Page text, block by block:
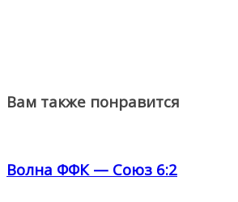
Вам также понравится
Волна ФФК — Союз 6:2